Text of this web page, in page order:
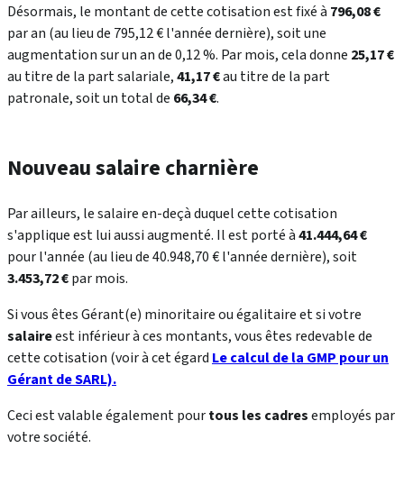
Désormais, le montant de cette cotisation est fixé à 796,08 €
par an (au lieu de 795,12 € l'année dernière), soit une
augmentation sur un an de 0,12 %. Par mois, cela donne 25,17 €
au titre de la part salariale,41,17 €au titre de la part
patronale, soit un total de 66,34 €.
Nouveau salaire charnière
Par ailleurs, le salaire en-deçà duquel cette cotisation
s'applique est lui aussi augmenté. Il est porté à41.444,64 €
pour l'année (au lieu de 40.948,70 € l'année dernière), soit
3.453,72 €par mois.
Si vous êtes Gérant(e) minoritaire ou égalitaire et si votre
salaireest inférieur à ces montants, vous êtes redevable de
cette cotisation (voir à cet égard Le calcul de la GMP pour un
Gérant de SARL).
Ceci est valable également pourtous les cadresemployés par
votre société.